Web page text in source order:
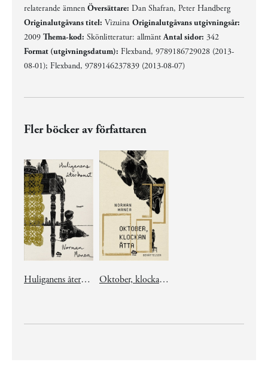
relaterande ämnen Översättare: Dan Shafran, Peter Handberg
Originalutgåvans titel: Vizuina Originalutgåvans utgivningsår:
2009 Thema-kod: Skönlitteratur: allmäntAntal sidor: 342
Format (utgivningsdatum): Flexband, 9789186729028 (2013-
08-01); Flexband, 9789146237839 (2013-08-07)
Fler böcker av författaren
Huliganens återkomst Oktober, klockan åtta